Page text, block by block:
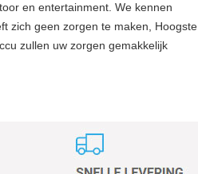
en entertainment. We kennen
zich geen zorgen te maken, Hoogste
zullen uw zorgen gemakkelijk